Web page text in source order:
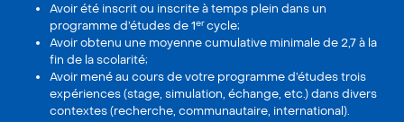
Avoir été inscrit ou inscrite à temps plein dans un
programme d’études de 1ercycle;
Avoir obtenu une moyenne cumulative minimale de 2,7 à la
fin de la scolarité;
Avoir mené au cours de votre programme d’études trois
expériences (stage, simulation, échange, etc.) dans divers
contextes (recherche, communautaire, international).